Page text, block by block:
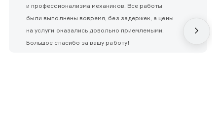
и профессионализма механиков. Все работы
были выполнены вовремя, без задержек, а цены
на услуги оказались довольно приемлемыми.
Большое спасибо за вашу работу!